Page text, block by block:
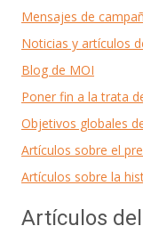
Mensajes de
Noticias y artículos
Blog de MOI
Poner fin a la trata
Objetivos globales
Artículos sobre el
Artículos sobre la
Artículos